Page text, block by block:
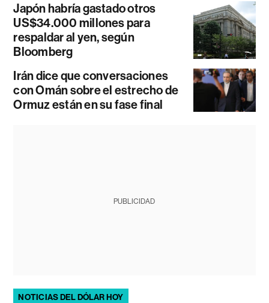
Japón habría gastado otros
US$34.000 millones para
respaldar al yen, según
Bloomberg
Irán dice que conversaciones
con Omán sobre el estrecho de
Ormuz están en su fase final
PUBLICIDAD
NOTICIAS DEL DÓLAR HOY